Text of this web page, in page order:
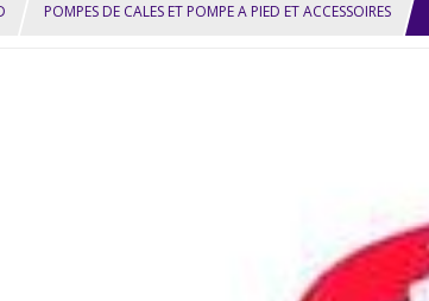
POMPES DE CALES ET POMPE A PIED ET ACCESSOIRES